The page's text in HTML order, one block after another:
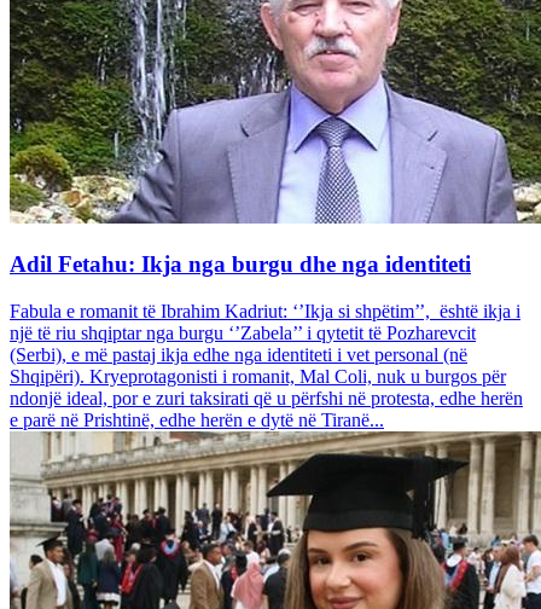
Adil Fetahu: Ikja nga burgu dhe nga identiteti
Fabula e romanit të Ibrahim Kadriut: ‘’Ikja si shpëtim’’, është ikja i
një të riu shqiptar nga burgu ‘’Zabela’’ i qytetit të Pozharevcit
(Serbi), e më pastaj ikja edhe nga identiteti i vet personal (në
Shqipëri). Kryeprotagonisti i romanit, Mal Coli, nuk u burgos për
ndonjë ideal, por e zuri taksirati që u përfshi në protesta, edhe herën
e parë në Prishtinë, edhe herën e dytë në Tiranë...